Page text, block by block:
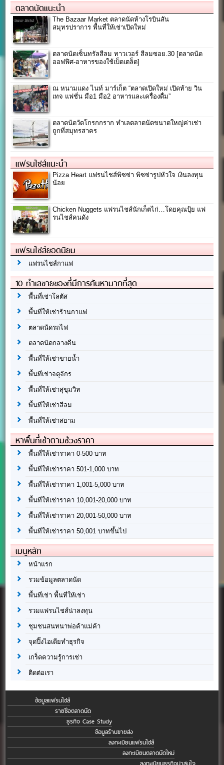
ตลาดนัดแนะนำ
The Bazaar Market ตลาดนัดห้างโรบินสัน
สมุทรปราการ พื้นที่ให้เช่าเปิดใหม่
ตลาดนัดเซ็นทรัลสีลม ทาวเวอร์ สีลมซอย.30 [ตลาดนัด
ออฟฟิศ-อาหารของใช้เบ็ดเตล็ด]
ณ หนามแดง ไนท์ มาร์เก็ต “ตลาดเปิดใหม่ เปิดท้าย วิน
เทจ แฟชั่น มือ1 มือ2 อาหารและเครื่องดื่ม”
ตลาดนัดวัดโกรกกราก ทำเลตลาดนัดขนาดใหญ่ค่าเช่า
ถูกที่สมุทรสาคร
แฟรนไชส์แนะนำ
Pizza Heart แฟรนไชส์พิซซ่า พิซซ่ารูปหัวใจ เงินลงทุน
น้อย
Chicken Nuggets แฟรนไชส์นักเก็ตไก่…โดยคุณปุ้ย แฟ
รนไชส์คนดัง
แฟรนไชส์ยอดนิยม
แฟรนไชส์กาแฟ
10 ทำเลขายของที่มีการค้นหามากที่สุด
พื้นที่เช่าโลตัส
พื้นที่ให้เช่าร้านกาแฟ
ตลาดนัดรถไฟ
ตลาดนัดกลางคืน
พื้นที่ให้เช่าขายน้ำ
พื้นที่เช่าจตุจักร
พื้นที่ให้เช่าสุขุมวิท
พื้นที่ให้เช่าสีลม
พื้นที่ให้เช่าสยาม
หาพื้นที่เช่าตามช่วงราคา
พื้นที่ให้เช่าราคา 0-500 บาท
พื้นที่ให้เช่าราคา 501-1,000 บาท
พื้นที่ให้เช่าราคา 1,001-5,000 บาท
พื้นที่ให้เช่าราคา 10,001-20,000 บาท
พื้นที่ให้เช่าราคา 20,001-50,000 บาท
พื้นที่ให้เช่าราคา 50,001 บาทขึ้นไป
เมนูหลัก
หน้าแรก
รวมข้อมูลตลาดนัด
พื้นที่เช่า พื้นที่ให้เช่า
รวมแฟรนไชส์น่าลงทุน
ชุมชนสนทนาพ่อค้าแม่ค้า
จุดปิ๊งไอเดียทำธุรกิจ
เกร็ดความรู้การเช่า
ติดต่อเรา
ข้อมูลแฟรนไชส์
รายชื่อตลาดนัด
ธุรกิจ Case Study
ข้อมูลร้านขายส่ง
ลงทะเบียนแฟรนไชส์
ลงทะเบียนตลาดนัดใหม่